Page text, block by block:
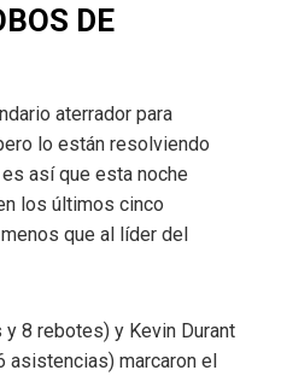
DE
aterrador para
lo están resolviendo
así que esta noche
los últimos cinco
que al líder del
y 8 rebotes) y Kevin Durant
asistencias) marcaron el